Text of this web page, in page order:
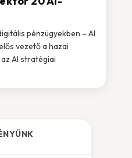
pénzügyekben – AI
vezető a hazai
AI stratégiai